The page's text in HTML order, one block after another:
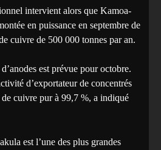
intervient alors que Kamoa-
en puissance en septembre de
cuivre de 500 000 tonnes par an.
est prévue pour octobre.
d’exportateur de concentrés
cuivre pur à 99,7 %, a indiqué
est l’une des plus grandes